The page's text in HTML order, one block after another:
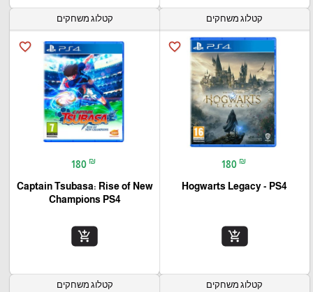
קטלוג משחקים
favorite_border
180 ₪
Hogwarts Legacy - PS4
add_shopping_cart
קטלוג משחקים
favorite_border
180 ₪
Captain Tsubasa: Rise of New
Champions PS4
add_shopping_cart
קטלוג משחקים קטלוג משחקים